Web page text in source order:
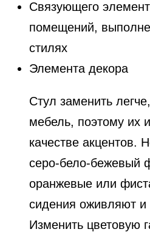
Связующего
помещений,
стилях
Элемента декора
Стул заменить
мебель, поэтому их
качестве акцентов.
серо-бело-бежевый
оранжевые или
сидения оживляют и
Изменить цветовую